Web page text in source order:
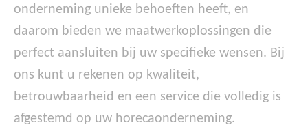
onderneming unieke behoeften heeft, en
daarom bieden we maatwerkoplossingen die
perfect aansluiten bij uw specifieke wensen. Bij
ons kunt u rekenen op kwaliteit,
betrouwbaarheid en een service die volledig is
afgestemd op uw horecaonderneming.